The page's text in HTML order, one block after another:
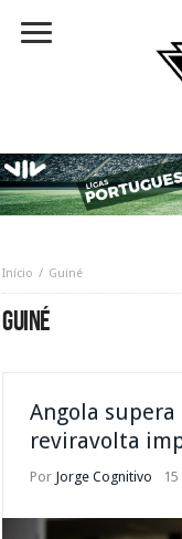
Início Guiné
GUINÉ
Angola
reviravolta
Por Jorge Cognitivo